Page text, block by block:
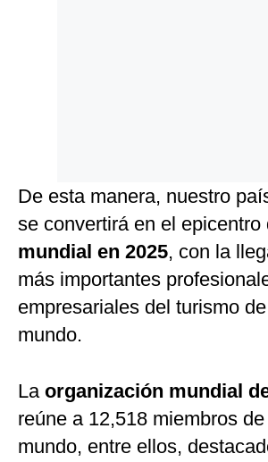
De esta manera, nuestro
se convertirá en el epicentro
mundial en 2025, con la
más importantes
empresariales del turismo
mundo.
La organización mundial
reúne a 12,518 miembros
mundo, entre ellos,